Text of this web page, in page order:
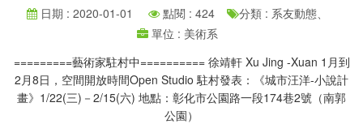
日期 : 2020-01-01 點閱 : 424
分類 : 系友動態、
單位 : 美術系
=========藝術家駐村中========== 徐靖軒 Xu Jing -Xuan 1月到
2月8日，空間開放時間Open Studio 駐村發表：《城市汪洋-小說計
畫》1/22(三)－2/15(六) 地點：彰化市公園路一段174巷2號（南郭
公園）